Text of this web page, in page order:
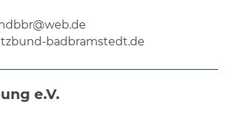
badbramstedt.de
e.V.